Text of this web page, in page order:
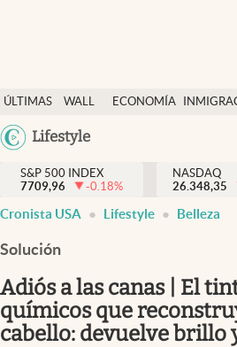
ÚLTIMAS
NOTICIAS
WALL
Y
DÓLAR
ECONOMÍA
Lifestyle
Finanzas y economía
Wall Street y dólar
Inmigración
Espiritual
Streaming
S&P 500 INDEX
7709,96
-0.18%
NASDAQ
26.348,35
Cronista USA Lifestyle Belleza
Solución
Adiós a las canas | El
químicos que
cabello: devuelve brillo